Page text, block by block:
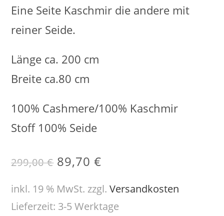
Eine Seite Kaschmir die andere mit
reiner Seide.
Länge ca. 200 cm
Breite ca.80 cm
100% Cashmere/100% Kaschmir
Stoff 100% Seide
299,00€ 89,70€
inkl. 19 % MwSt. zzgl.Versandkosten
Lieferzeit: 3-5 Werktage